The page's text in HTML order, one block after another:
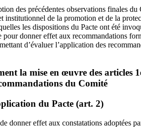
des précédentes observations finales
institutionnel de la promotion et de la
les dispositions du Pacte ont été
donner effet aux recommandations
d’évaluer l’application des
la mise en œuvre des articles
du Comité
du Pacte (art. 2)
donner effet aux constatations adoptées